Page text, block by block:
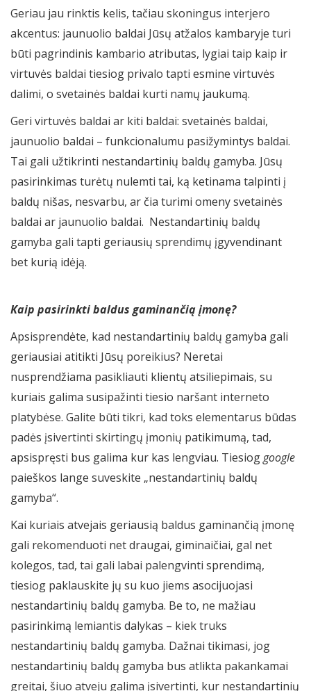
Geriau jau rinktis kelis, tačiau skoningus interjero
akcentus: jaunuolio baldai Jūsų atžalos kambaryje turi
būti pagrindinis kambario atributas, lygiai taip kaip ir
virtuvės baldai tiesiog privalo tapti esmine virtuvės
dalimi, o svetainės baldai kurti namų jaukumą.
Geri virtuvės baldai ar kiti baldai: svetainės baldai,
jaunuolio baldai – funkcionalumu pasižymintys baldai.
Tai gali užtikrinti nestandartinių baldų gamyba. Jūsų
pasirinkimas turėtų nulemti tai, ką ketinama talpinti į
baldų nišas, nesvarbu, ar čia turimi omeny svetainės
baldai ar jaunuolio baldai. Nestandartinių baldų
gamyba gali tapti geriausių sprendimų įgyvendinant
bet kurią idėją.
Kaip pasirinkti baldus gaminančią įmonę?
Apsisprendėte, kad nestandartinių baldų gamyba gali
geriausiai atitikti Jūsų poreikius? Neretai
nusprendžiama pasikliauti klientų atsiliepimais, su
kuriais galima susipažinti tiesio naršant interneto
platybėse. Galite būti tikri, kad toks elementarus būdas
padės įsivertinti skirtingų įmonių patikimumą, tad,
apsispręsti bus galima kur kas lengviau. Tiesioggoogle
paieškos lange suveskite „nestandartinių baldų
gamyba“.
Kai kuriais atvejais geriausią baldus gaminančią įmonę
gali rekomenduoti net draugai, giminaičiai, gal net
kolegos, tad, tai gali labai palengvinti sprendimą,
tiesiog paklauskite jų su kuo jiems asocijuojasi
nestandartinių baldų gamyba. Be to, ne mažiau
pasirinkimą lemiantis dalykas – kiek truks
nestandartinių baldų gamyba. Dažnai tikimasi, jog
nestandartinių baldų gamyba bus atlikta pakankamai
greitai, šiuo atveju galima įsivertinti, kur nestandartinių